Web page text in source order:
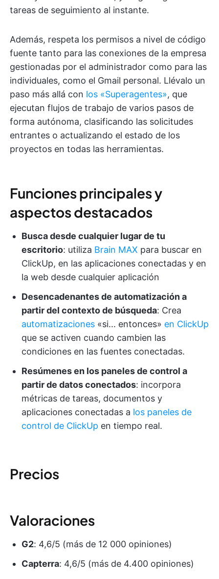
tareas de seguimiento al instante.
Además, respeta los permisos a nivel de código
fuente tanto para las conexiones de la empresa
gestionadas por el administrador como para las
individuales, como el Gmail personal. Llévalo un
paso más allá con los «Superagentes», que
ejecutan flujos de trabajo de varios pasos de
forma autónoma, clasificando las solicitudes
entrantes o actualizando el estado de los
proyectos en todas las herramientas.
Funciones principales y
aspectos destacados
Busca desde cualquier lugar de tu
escritorio: utiliza Brain MAX para buscar en
ClickUp, en las aplicaciones conectadas y en
la web desde cualquier aplicación
Desencadenantes de automatización a
partir del contexto de búsqueda: Crea
automatizaciones «si... entonces» en ClickUp
que se activen cuando cambien las
condiciones en las fuentes conectadas.
Resúmenes en los paneles de control a
partir de datos conectados: incorpora
métricas de tareas, documentos y
aplicaciones conectadas a los paneles de
control de ClickUp en tiempo real.
Precios
Valoraciones
G2: 4,6/5 (más de 12 000 opiniones)
Capterra: 4,6/5 (más de 4.400 opiniones)